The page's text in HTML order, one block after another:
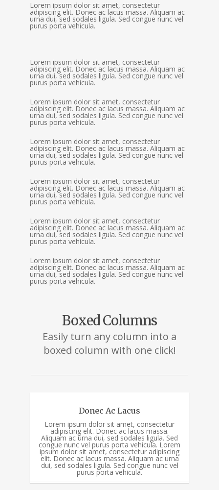
Lorem ipsum dolor sit amet, consectetur
adipiscing elit. Donec ac lacus massa. Aliquam ac
urna dui, sed sodales ligula. Sed congue nunc vel
purus porta vehicula.
Lorem ipsum dolor sit amet, consectetur
adipiscing elit. Donec ac lacus massa. Aliquam ac
urna dui, sed sodales ligula. Sed congue nunc vel
purus porta vehicula.
Lorem ipsum dolor sit amet, consectetur
adipiscing elit. Donec ac lacus massa. Aliquam ac
urna dui, sed sodales ligula. Sed congue nunc vel
purus porta vehicula.
Lorem ipsum dolor sit amet, consectetur
adipiscing elit. Donec ac lacus massa. Aliquam ac
urna dui, sed sodales ligula. Sed congue nunc vel
purus porta vehicula.
Lorem ipsum dolor sit amet, consectetur
adipiscing elit. Donec ac lacus massa. Aliquam ac
urna dui, sed sodales ligula. Sed congue nunc vel
purus porta vehicula.
Lorem ipsum dolor sit amet, consectetur
adipiscing elit. Donec ac lacus massa. Aliquam ac
urna dui, sed sodales ligula. Sed congue nunc vel
purus porta vehicula.
Lorem ipsum dolor sit amet, consectetur
adipiscing elit. Donec ac lacus massa. Aliquam ac
urna dui, sed sodales ligula. Sed congue nunc vel
purus porta vehicula.
Boxed Columns
Easily turn any column into a
boxed column with one click!
Donec Ac Lacus
Lorem ipsum dolor sit amet, consectetur
adipiscing elit. Donec ac lacus massa.
Aliquam ac urna dui, sed sodales ligula. Sed
congue nunc vel purus porta vehicula. Lorem
ipsum dolor sit amet, consectetur adipiscing
elit. Donec ac lacus massa. Aliquam ac urna
dui, sed sodales ligula. Sed congue nunc vel
purus porta vehicula.